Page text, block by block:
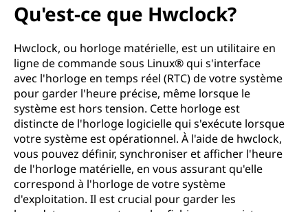
Qu'est-ce que Hwclock?
Hwclock, ou horloge matérielle, est un utilitaire en
ligne de commande sous Linux® qui s'interface
avec l'horloge en temps réel (RTC) de votre système
pour garder l'heure précise, même lorsque le
système est hors tension. Cette horloge est
distincte de l'horloge logicielle qui s'exécute lorsque
votre système est opérationnel. À l'aide de hwclock,
vous pouvez définir, synchroniser et afficher l'heure
de l'horloge matérielle, en vous assurant qu'elle
correspond à l'horloge de votre système
d'exploitation. Il est crucial pour garder les